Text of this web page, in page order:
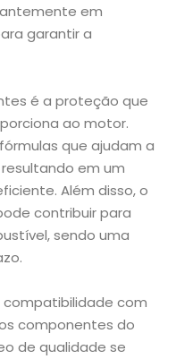
em
garantir a
é a proteção que
ao motor.
que ajudam a
em um
Além disso, o
contribuir para
sendo uma
com
componentes do
de qualidade se